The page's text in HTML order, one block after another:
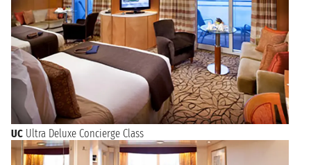
UC Ultra Deluxe Concierge Class